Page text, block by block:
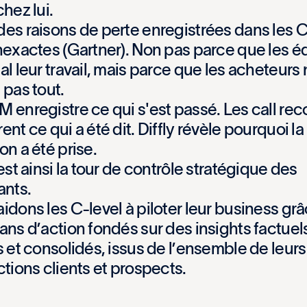
hez ui.
es raisonsde perteenregistréesdans es C
exactes(Gartner). Nonpas parceque esé
al eurtravai ,mais parceque esacheteurs
pastout.
enregistrecequis'est passé. Lesca rec
entcequiaétédit. Diffly révèle pourquoi a
naétéprise.
stainsi latourdecontrôlestratégiquedes
nts.
idons es C-leve àpiloter eur businessgrâ
nsd’actionfondéssurdes insightsfactuel
etconsol idés,issusde l’ensemb ede leurs
tionscl ientset prospects.